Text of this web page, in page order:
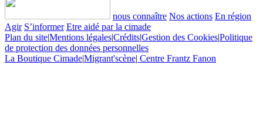
nous connaître Nos actions En région
Agir S’informer Etre aidé par la cimade
Plan du site|Mentions légales|Crédits|Gestion des Cookies|Politique
de protection des données personnelles
La Boutique Cimade|Migrant'scène| Centre Frantz Fanon